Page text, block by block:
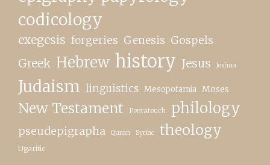
codicology
exegesis forgeries Genesis Gospels
Greek Hebrew history Jesus Joshua
Judaism linguistics Mesopotamia Moses
New Testament Pentateuch philology
pseudepigrapha Quran Syriac theology
Ugaritic